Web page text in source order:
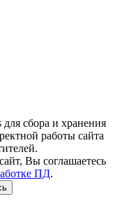
сбора и хранения
работы сайта
Вы соглашаетесь
ПД.